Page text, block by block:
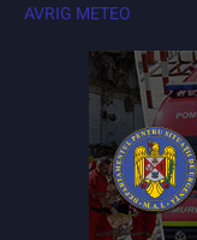
AVRIG METEO